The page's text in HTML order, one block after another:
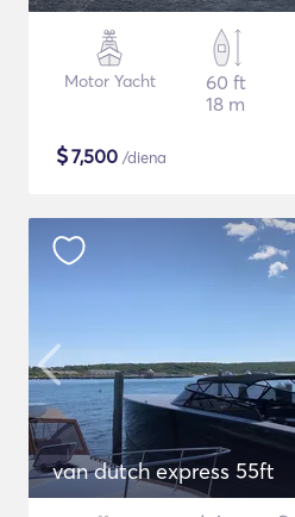
Motor Yacht
60 ft
18 m
$7,500 /diena
van dutch express 55ft